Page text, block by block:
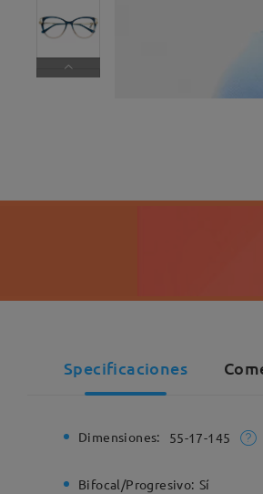
Specificaciones
Dimensiones: 55-17-145
Bifocal/Progresivo: Sí